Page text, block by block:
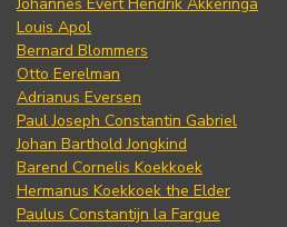
Johannes Evert Hendrik Akkeringa
Louis Apol
Bernard Blommers
Otto Eerelman
Adrianus Eversen
Paul Joseph Constantin Gabriel
Johan Barthold Jongkind
Barend Cornelis Koekkoek
Hermanus Koekkoek the Elder
Paulus Constantijn la Fargue